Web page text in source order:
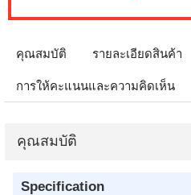
คุณสมบัติ รายละเอียดสินค้า
การให้คะแนนและความคิดเห็น
คุณสมบัติ
Specification